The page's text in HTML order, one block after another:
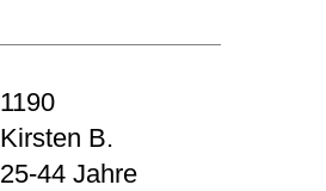
1190
Kirsten B.
25-44 Jahre